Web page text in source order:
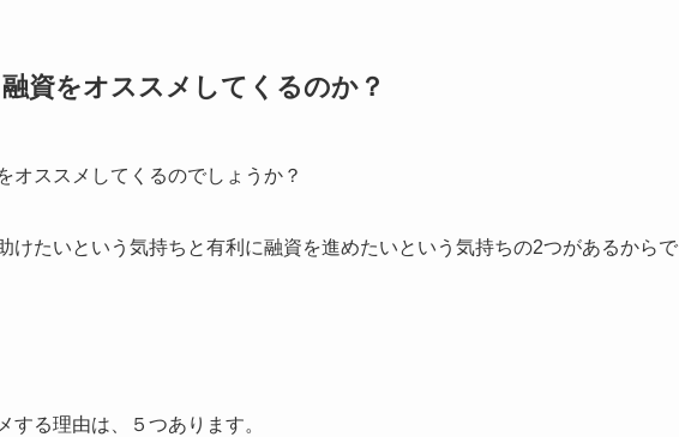
資をオススメしてくるのか？
オススメしてくるのでしょうか？
けたいという気持ちと有利に融資を進めたいという気持ちの2つがあるからで
る理由は、５つあります。